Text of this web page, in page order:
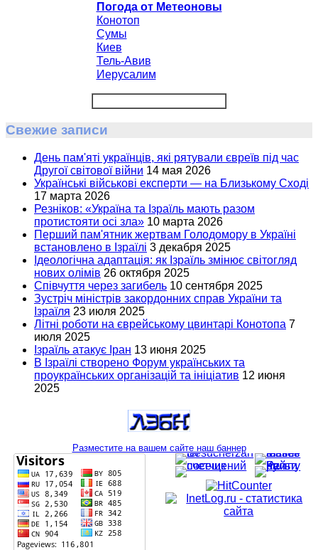
Погода от Метеоновы
Конотоп
Сумы
Киев
Тель-Авив
Иерусалим
Свежие записи
День пам'яті українців, які рятували євреїв під час
Другої світової війни 14 мая 2026
Українські військові експерти — на Близькому Сході
17 марта 2026
Резніков: «Україна та Ізраїль мають разом
протистояти осі зла» 10 марта 2026
Перший пам'ятник жертвам Голодомору в Україні
встановлено в Ізраїлі 3 декабря 2025
Ідеологічна адаптація: як Ізраїль змінює світогляд
нових олімів 26 октября 2025
Співчуття через загибель 10 сентября 2025
Зустріч міністрів закордонних справ України та
Ізраїля 23 июля 2025
Літні роботи на єврейському цвинтарі Конотопа 7
июля 2025
Ізраїль атакує Іран 13 июня 2025
В Ізраїлі створено Форум українських та
проукраїнських організацій та ініціатив 12 июня
2025
Разместите на вашем сайте наш баннер